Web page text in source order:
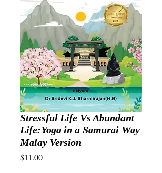
Stressful Life Vs Abundant
Life:Yoga in a Samurai Way
Malay Version
$11.00Price